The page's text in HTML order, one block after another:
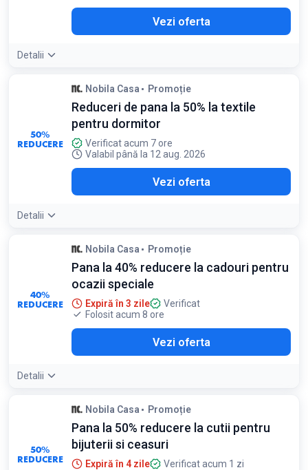
Vezi oferta
Detalii
50%
REDUCERE
Nobila Casa Promoție
Reduceri de pana la 50% la textile
pentru dormitor
Verificat acum 7 ore
Valabil până la 12 aug. 2026
Vezi oferta
Detalii
40%
REDUCERE
Nobila Casa Promoție
Pana la 40% reducere la cadouri pentru
ocazii speciale
Expiră în 3 zile
Verificat
Folosit acum 8 ore
Vezi oferta
Detalii
50%
REDUCERE
Nobila Casa Promoție
Pana la 50% reducere la cutii pentru
bijuterii si ceasuri
Expiră în 4 zile Verificat acum 1 zi